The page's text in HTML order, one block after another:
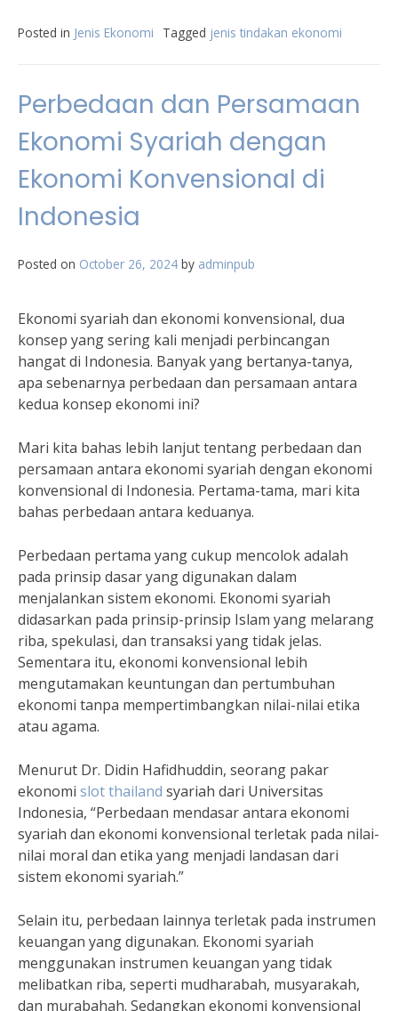
Posted in Jenis Ekonomi Tagged jenis tindakan ekonomi
Perbedaan dan Persamaan
Ekonomi Syariah dengan
Ekonomi Konvensional di
Indonesia
Posted on October 26, 2024 by adminpub
Ekonomi syariah dan ekonomi konvensional, dua
konsep yang sering kali menjadi perbincangan
hangat di Indonesia. Banyak yang bertanya-tanya,
apa sebenarnya perbedaan dan persamaan antara
kedua konsep ekonomi ini?
Mari kita bahas lebih lanjut tentang perbedaan dan
persamaan antara ekonomi syariah dengan ekonomi
konvensional di Indonesia. Pertama-tama, mari kita
bahas perbedaan antara keduanya.
Perbedaan pertama yang cukup mencolok adalah
pada prinsip dasar yang digunakan dalam
menjalankan sistem ekonomi. Ekonomi syariah
didasarkan pada prinsip-prinsip Islam yang melarang
riba, spekulasi, dan transaksi yang tidak jelas.
Sementara itu, ekonomi konvensional lebih
mengutamakan keuntungan dan pertumbuhan
ekonomi tanpa mempertimbangkan nilai-nilai etika
atau agama.
Menurut Dr. Didin Hafidhuddin, seorang pakar
ekonomi slot thailand syariah dari Universitas
Indonesia, “Perbedaan mendasar antara ekonomi
syariah dan ekonomi konvensional terletak pada nilai-
nilai moral dan etika yang menjadi landasan dari
sistem ekonomi syariah.”
Selain itu, perbedaan lainnya terletak pada instrumen
keuangan yang digunakan. Ekonomi syariah
menggunakan instrumen keuangan yang tidak
melibatkan riba, seperti mudharabah, musyarakah,
dan murabahah. Sedangkan ekonomi konvensional